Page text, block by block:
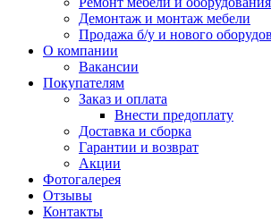
Демонтаж и монтаж мебели
Продажа б/у и нового
О компании
Вакансии
Покупателям
Заказ и оплата
Внести предоплату
Доставка и сборка
Гарантии и возврат
Акции
Фотогалерея
Отзывы
Контакты